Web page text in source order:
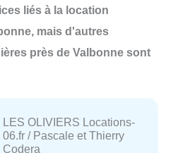
liés à la location
mais d'autres
près de Valbonne sont
LES OLIVIERS Locations-
06.fr / Pascale et Thierry
Codera